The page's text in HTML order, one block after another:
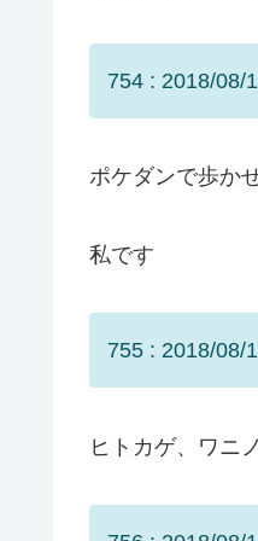
754 : 2018/08/
ポケダンで歩か
私です
755 : 2018/08/
ヒトカゲ、ワニ